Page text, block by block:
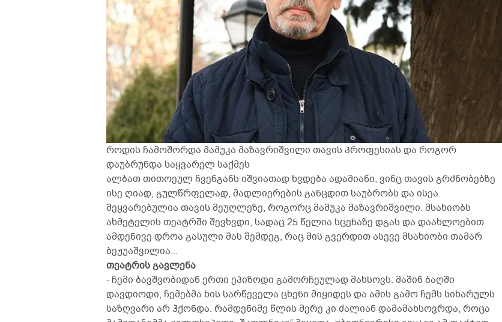
როდის ჩამოშორდა მამუკა მაზავრიშვილი თავის პროფესიას და როგორ
დაუბრუნდა საყვარელ საქმეს
ალბათ თითოეულ ჩვენგანს იშვიათად ხვდება ადამიანი, ვინც თავის გრძნობებზე
ისე ღიად, გულწრფელად, მადლიერების განცდით საუბრობს და ისეა
შეყვარებულია თავის მეუღლეზე, როგორც მამუკა მაზავრიშვილი. მსახიობს
ახმეტელის თეატრში შევხვდი, სადაც 25 წელია სცენაზე დგას და დაახლოებით
ამდენივე დროა გასული მას შემდეგ, რაც მის გვერდით ასევე მსახიობი თამარ
ბეჟუაშვილია...
თეატრის გავლენა
- ჩემი ბავშვობიდან ერთი ეპიზოდი გამორჩეულად მახსოვს: მაშინ ბაღში
დავდიოდი, ჩემებმა ხის სარწეველა ცხენი მიყიდეს და ამის გამო ჩემს სიხარულს
საზღვარი არ ჰქონდა. რამდენიმე წლის მერე კი ძალიან დამამახსოვრდა, როცა